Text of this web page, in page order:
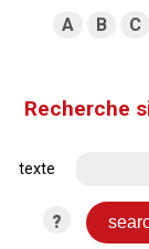
A B C
Recherche
texte
?